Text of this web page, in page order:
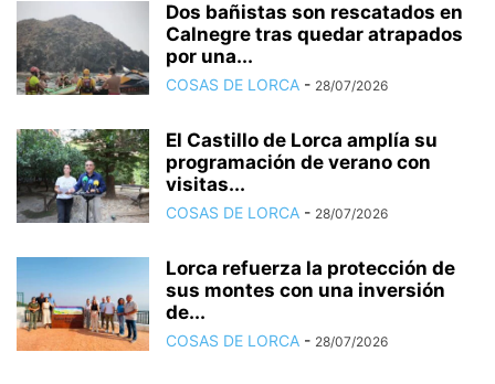
Dos bañistas son rescatados en
Calnegre tras quedar atrapados
por una...
COSAS DE LORCA - 28/07/2026
El Castillo de Lorca amplía su
programación de verano con
visitas...
COSAS DE LORCA - 28/07/2026
Lorca refuerza la protección de
sus montes con una inversión
de...
COSAS DE LORCA - 28/07/2026